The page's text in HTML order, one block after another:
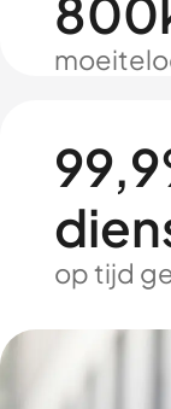
op tijd